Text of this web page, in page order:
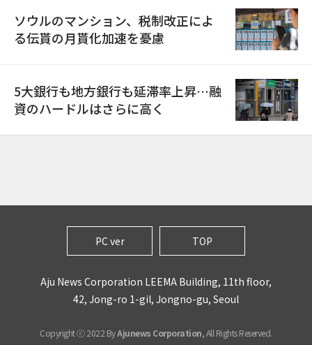
ソウルのマンション、税制改正によ
る伝貰の月貰化加速を憂慮
5大銀行も地方銀行も延滞率上昇…融
資のハードルはさらに高く
PC ver TOP
Aju News Corporation LEEMA Building, 11th floor,
42, Jong-ro 1-gil, Jongno-gu, Seoul
Copyright ⓒ 2022 ByAjunews Corporation, All Rights Reserved.